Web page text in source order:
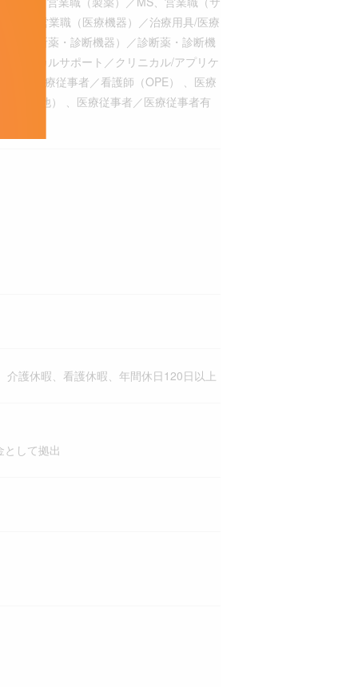
）、営業職（医療機器）／治療用具/医療
（診断薬・診断機器）／診断薬・診断機
クニカルサポート／クリニカル/アプリケ
当、医療従事者／看護師（OPE） 、医療
その他） 、医療従事者／医療従事者有
護休暇、看護休暇、年間休日120日以上
して拠出